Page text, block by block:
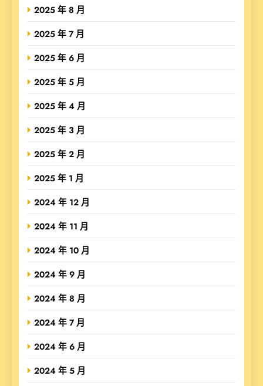
2025 年 8 月
2025 年 7 月
2025 年 6 月
2025 年 5 月
2025 年 4 月
2025 年 3 月
2025 年 2 月
2025 年 1 月
2024 年 12 月
2024 年 11 月
2024 年 10 月
2024 年 9 月
2024 年 8 月
2024 年 7 月
2024 年 6 月
2024 年 5 月